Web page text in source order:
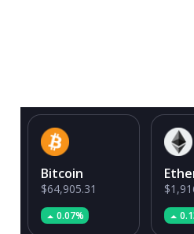
Bitcoin
$64,905.31
0.07%